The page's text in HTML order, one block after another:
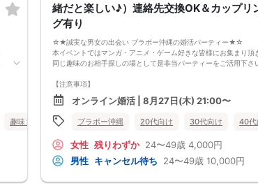
趣味コン オンライン婚活 三重県
緒だと楽しい♪）連絡先交換OK＆カップリ
グ有り
☆★誠実な男女の出会い ブラボー沖縄の婚活パーティー★☆
本イベントではマンガ・アニメ・ゲーム好きな皆様にお集まり頂
同じ趣味のお相手探しの場として是非当パーティーをご活用下さ
【注意事項】
・全国各地に募集しております。お相手の居住地はご自身の居住
る場合がございます。
・本人様確認書類のご提示をお願いしております。免許証やマイ
カード等をご準備下さい。
で予めご了承下さいませ。
・終了時刻は目安となります。正確な終了時刻はイベント開始時
フよりご案内いたします。
オンライン婚活 | 8月27日(木) 21:00〜
ブラボー沖縄 20代向け 30代向け 40代
女性 残りわずか 24〜49歳 4,000円
男性 キャンセル待ち 24〜49歳 10,000円